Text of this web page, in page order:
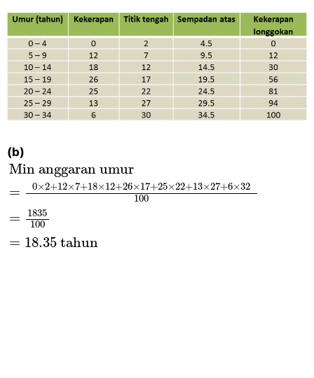
(b)
Min anggaran umur
=
0×2+12×7+18×12+26×17+25×22+13×27+6×32
100
=
1835
100
= 18.35 tahun
Min anggaran umur